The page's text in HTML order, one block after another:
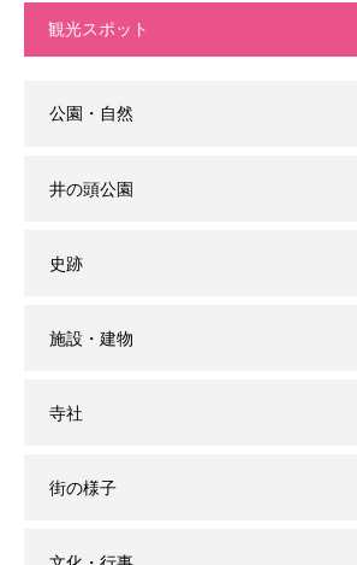
観光スポット
公園・自然
井の頭公園
史跡
施設・建物
寺社
街の様子